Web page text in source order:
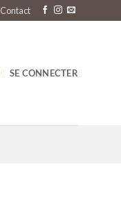
Contact
SE CONNECTER